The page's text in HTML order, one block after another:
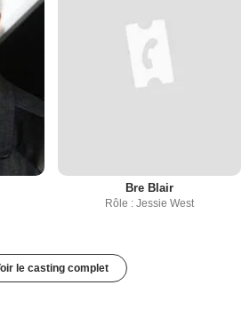
Bre Blair
Rôle : Jessie West
le casting complet